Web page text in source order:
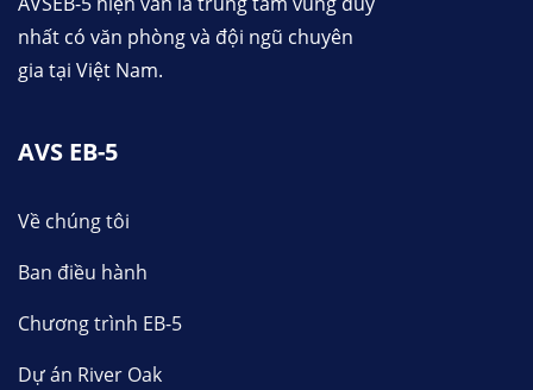
nhất có văn phòng và đội ngũ chuyên
gia tại Việt Nam.
AVS EB-5
Về chúng tôi
Ban điều hành
Chương trình EB-5
Dự án River Oak